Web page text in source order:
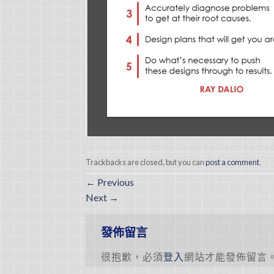
Trackbacks are closed, but you canpost a comment.
← Previous
Next →
發佈留言
很抱歉，必須登入 網站才能發佈留言